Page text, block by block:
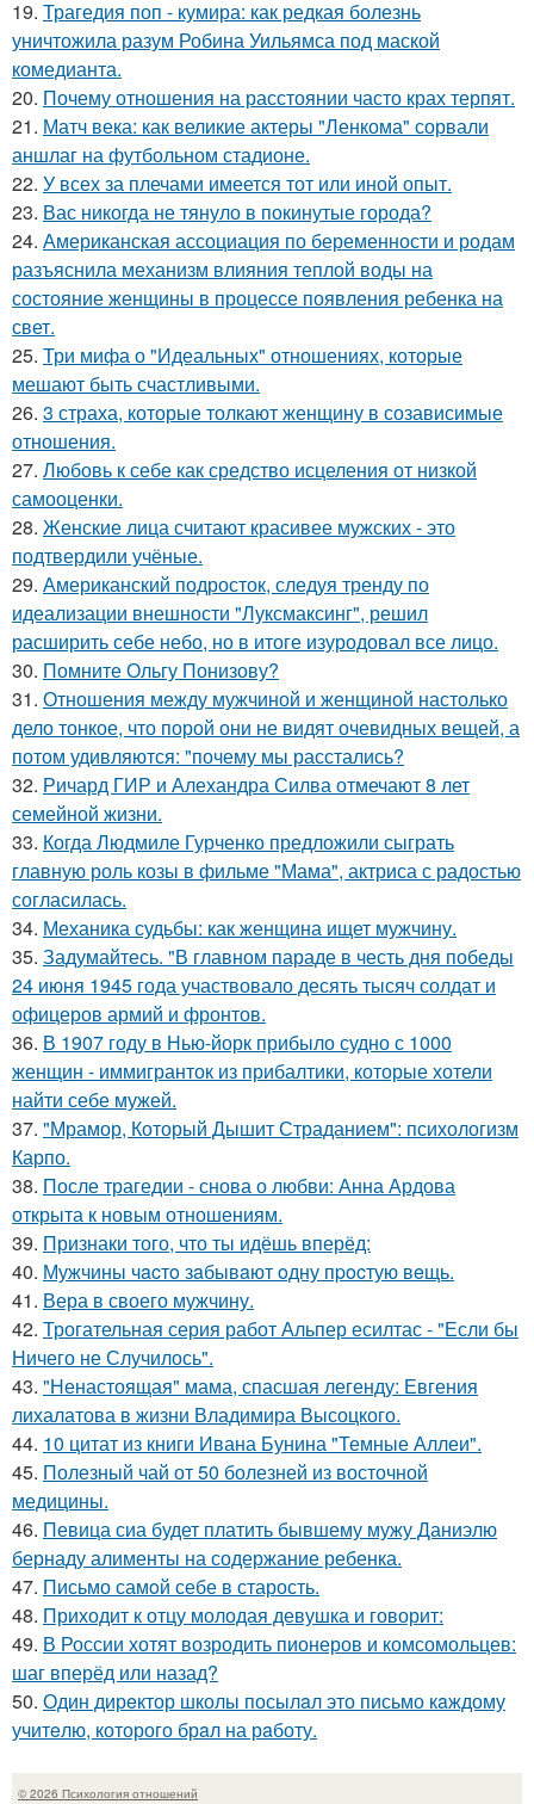
19. Трагедия поп - кумира: как редкая болезнь
уничтожила разум Робина Уильямса под маской
комедианта.
20. Почему отношения на расстоянии часто крах терпят.
21. Матч века: как великие актеры "Ленкома" сорвали
аншлаг на футбольном стадионе.
22. У всех за плечами имеется тот или иной опыт.
23. Вас никогда не тянуло в покинутые города?
24. Американская ассоциация по беременности и родам
разъяснила механизм влияния теплой воды на
состояние женщины в процессе появления ребенка на
свет.
25. Три мифа о "Идеальных" отношениях, которые
мешают быть счастливыми.
26. 3 страха, которые толкают женщину в созависимые
отношения.
27. Любовь к себе как средство исцеления от низкой
самооценки.
28. Женские лица считают красивее мужских - это
подтвердили учёные.
29. Американский подросток, следуя тренду по
идеализации внешности "Луксмаксинг", решил
расширить себе небо, но в итоге изуродовал все лицо.
30. Помните Ольгу Понизову?
31. Отношения между мужчиной и женщиной настолько
дело тонкое, что порой они не видят очевидных вещей, а
потом удивляются: "почему мы расстались?
32. Ричард ГИР и Алехандра Силва отмечают 8 лет
семейной жизни.
33. Когда Людмиле Гурченко предложили сыграть
главную роль козы в фильме "Мама", актриса с радостью
согласилась.
34. Механика судьбы: как женщина ищет мужчину.
35. Задумайтесь. "В главном параде в честь дня победы
24 июня 1945 года участвовало десять тысяч солдат и
офицеров армий и фронтов.
36. В 1907 году в Нью-йорк прибыло судно с 1000
женщин - иммигранток из прибалтики, которые хотели
найти себе мужей.
37. "Мрамор, Который Дышит Страданием": психологизм
Карпо.
38. После трагедии - снова о любви: Анна Ардова
открыта к новым отношениям.
39. Признаки того, что ты идёшь вперёд:
40. Мужчины чacтo зaбывaют oдну пpocтую вeщь.
41. Вера в своего мужчину.
42. Трогательная серия работ Альпер есилтас - "Если бы
Ничего не Случилось".
43. "Ненастоящая" мама, спасшая легенду: Евгения
лихалатова в жизни Владимира Высоцкого.
44. 10 цитат из книги Ивана Бунина "Темные Аллеи".
45. Полезный чай от 50 болезней из восточной
медицины.
46. Певица сиа будет платить бывшему мужу Даниэлю
бернаду алименты на содержание ребенка.
47. Письмо самoй себе в старость.
48. Приходит к отцу молодая девушка и говорит:
49. В России хотят возродить пионеров и комсомольцев:
шаг вперёд или назад?
50. Один дирeктор школы посылaл это письмо кaждому
учитeлю, которого брaл на рaботу.
© 2026 Психология отношений